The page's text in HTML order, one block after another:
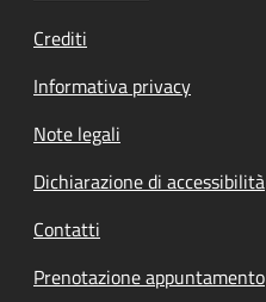
Crediti
Informativa privacy
Note legali
Dichiarazione di accessibilità
Contatti
Prenotazione appuntamento